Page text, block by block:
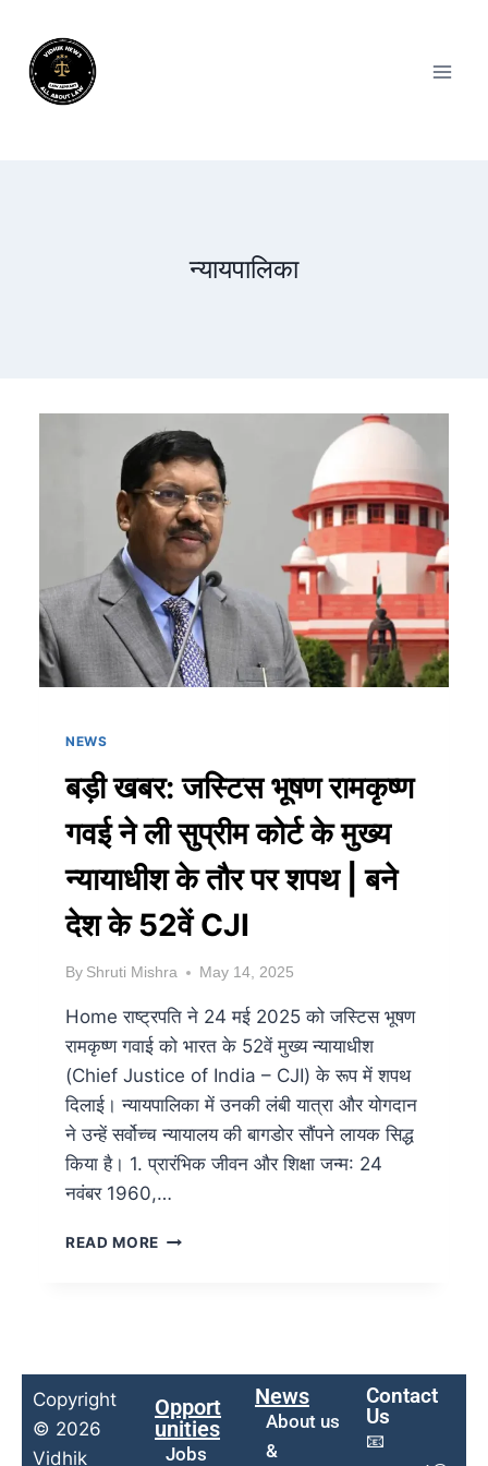
न्यायपालिका
NEWS
बड़ी खबर: जस्टिस भूषण रामकृष्ण
गवई ने ली सुप्रीम कोर्ट के मुख्य
न्यायाधीश के तौर पर शपथ | बने
देश के 52वें CJI
By Shruti Mishra May 14, 2025
Home राष्ट्रपति ने 24 मई 2025 को जस्टिस भूषण
रामकृष्ण गवाई को भारत के 52वें मुख्य न्यायाधीश
(Chief Justice of India – CJI) के रूप में शपथ
दिलाई। न्यायपालिका में उनकी लंबी यात्रा और योगदान
ने उन्हें सर्वोच्च न्यायालय की बागडोर सौंपने लायक सिद्ध
किया है। 1. प्रारंभिक जीवन और शिक्षा जन्म: 24
नवंबर 1960,…
READ MORE
Copyright
© 2026
Vidhik
Opport
unities
Jobs
News
About us
&
Contact
Us
📧